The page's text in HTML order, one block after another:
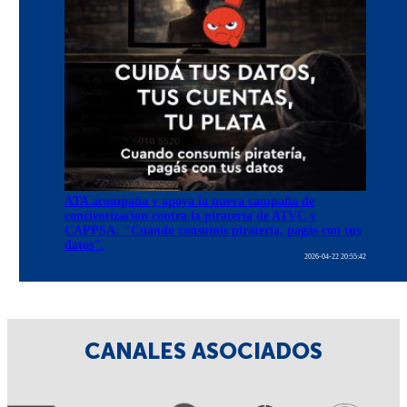
ATA acompaña y apoya la nueva campaña de
concientización contra la piratería de ATVC y
CAPPSA: "Cuando consumís piratería, pagás con tus
datos".
2026-04-22 20:55:42
CANALES ASOCIADOS